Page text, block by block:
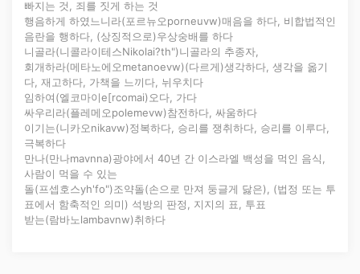
빠지는 것, 죄를 짓게 하는 것
행음하게 하였느니라(포르뉴오porneuvw)매음을 하다, 비합법적인
음란을 행하다, (상징적으로)우상숭배를 하다
니골라(니콜라이테스Nikolai?th")니골라의 추종자,
회개하라(메타노에오metanoevw)(다르게)생각하다, 생각을 옮기
다, 재고하다, 가책을 느끼다, 뉘우치다
임하여(엘코마이e[rcomai)오다, 가다
싸우리라(플레메오polemevw)참전하다, 싸움하다
이기는(니카오nikavw)정복하다, 승리를 쟁취하다, 승리를 이루다,
극복하다
만나(만나mavnna)광야에서 40년 간 이스라엘 백성을 먹인 음식,
사람이 먹을 수 있는
돌(프셉호스yh'fo")조약돌(손으로 만져 둥글게 닳은), (법정 또는 투
표에서 함축적인 의미) 석방의 판정, 지지의 표, 투표
받는(람바노lambavnw)취하다